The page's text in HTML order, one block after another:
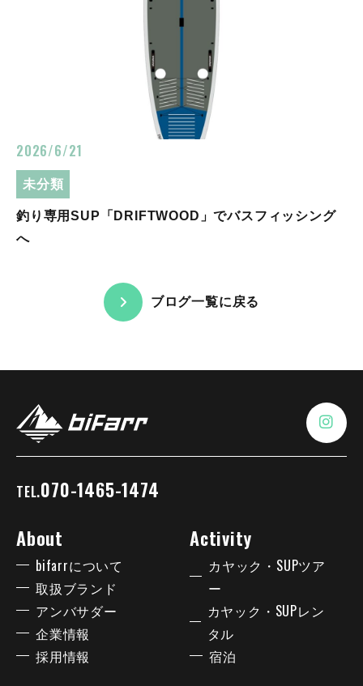
2026/6/21
未分類
釣り専用SUP「DRIFTWOOD」でバスフィッシング
へ
ブログ一覧に戻る
About
bifarrについて
取扱ブランド
アンバサダー
企業情報
採用情報
Activity
カヤック・SUPツア
ー
カヤック・SUPレン
タル
宿泊
TEL.070-1465-1474